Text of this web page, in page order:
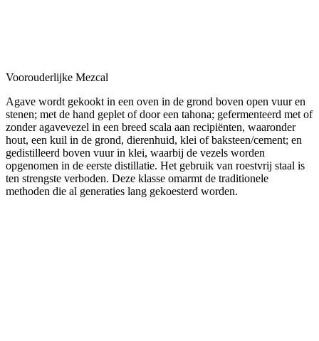
Voorouderlijke Mezcal
Agave wordt gekookt in een oven in de grond boven open vuur en
stenen; met de hand geplet of door een tahona; gefermenteerd met of
zonder agavevezel in een breed scala aan recipiënten, waaronder
hout, een kuil in de grond, dierenhuid, klei of baksteen/cement; en
gedistilleerd boven vuur in klei, waarbij de vezels worden
opgenomen in de eerste distillatie. Het gebruik van roestvrij staal is
ten strengste verboden. Deze klasse omarmt de traditionele
methoden die al generaties lang gekoesterd worden.